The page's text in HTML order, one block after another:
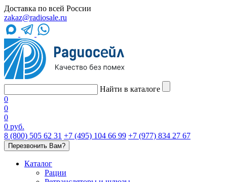
Доставка по всей России
zakaz@radiosale.ru
Найти в каталоге
0
0
0
0 руб.
8 (800) 505 62 31 +7 (495) 104 66 99 +7 (977) 834 27 67
Перезвонить Вам?
Каталог
Рации